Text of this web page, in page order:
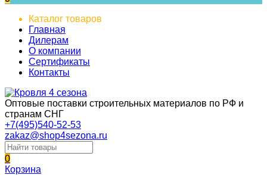
Каталог товаров
Главная
Дилерам
О компании
Сертификаты
Контакты
Оптовые поставки строительных материалов по РФ и
странам СНГ
+7(495)540-52-53
zakaz@shop4sezona.ru
0
Корзина